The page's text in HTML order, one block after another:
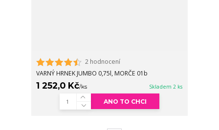
2 hodnocení
VARNÝ HRNEK JUMBO 0,75l, MORČE 01b
1 252,0 Kč/ks Skladem 2 ks
ANO TO CHCI